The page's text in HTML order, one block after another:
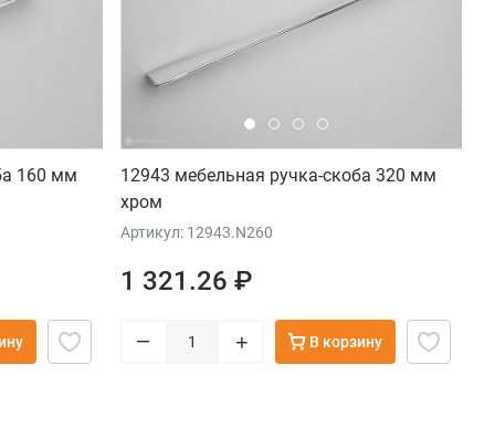
160 мм
12943 мебельная ручка-скоба 320 мм
хром
Артикул: 12943.N260
1 321.26 ₽
– + В корзину